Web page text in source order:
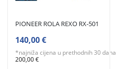
PIONEER ROLA REXO RX-501
140,00 €
*najniža cijena u prethodnih 30 dana
200,00 €